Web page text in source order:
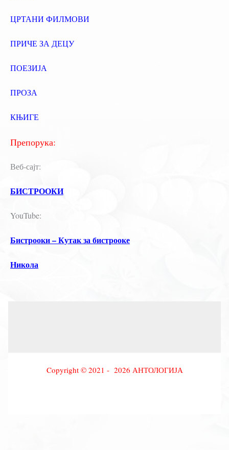
ЦРТАНИ ФИЛМОВИ
ПРИЧЕ ЗА ДЕЦУ
ПОЕЗИЈА
ПРОЗА
КЊИГЕ
Препорука:
Веб-сајт:
БИСТРООКИ
YouTube:
Бистрооки – Кутак за бистрооке
Никола
Copyright © 2021 - 2026 АНТОЛОГИЈА